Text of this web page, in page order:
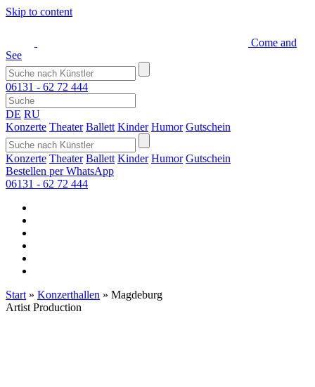
Skip to content
Come and
See
06131 - 62 72 444
DE RU
Konzerte Theater Ballett Kinder Humor Gutschein
Konzerte Theater Ballett Kinder Humor Gutschein
Bestellen per WhatsApp
06131 - 62 72 444
Start » Konzerthallen » Magdeburg
Artist Production